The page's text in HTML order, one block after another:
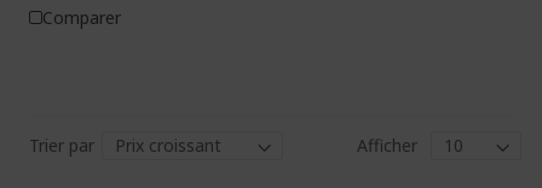
Comparer
Trier par
Afficher